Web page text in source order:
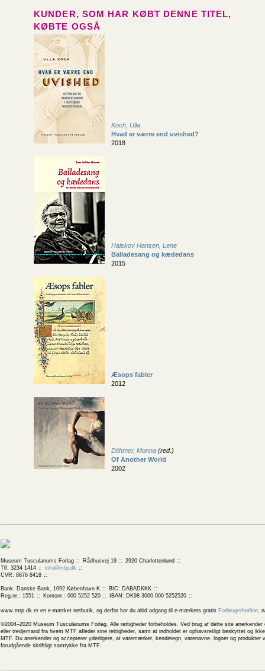
KUNDER, SOM HAR KØBT DENNE TITEL,
KØBTE OGSÅ
Koch, Ulla
Hvad er værre end uvished?
2018
Halskov Hansen, Lene
Balladesang og kædedans
2015
Æsops fabler
2012
Dithmer, Monna (red.)
Of Another World
2002
Museum Tusculanums Forlag Rådhusvej 19
2920 Charlottenlund
Tlf. 3234 1414
info@mtp.dk
CVR: 8876 8418
Bank: Danske Bank, 1092 København K
BIC: DABADKKK
Reg.nr.: 1551
Kontonr.: 000 5252 520 IBAN: DK98 3000 000 5252520
www.mtp.dk er en e-mærket netbutik, og derfor har du altid adgang til e-mærkets gratis Forbrugerhotline,
©2004–2020 Museum Tusculanums Forlag. Alle rettigheder forbeholdes. Ved brug af dette site
eller tredjemand fra hvem MTF afleder sine rettigheder, samt at indholdet er ophavsretligt beskyttet og
MTF. Du anerkender og accepterer yderligere, at varemærker, kendetegn, varenavne, logoer og
forudgående skriftligt samtykke fra MTF.